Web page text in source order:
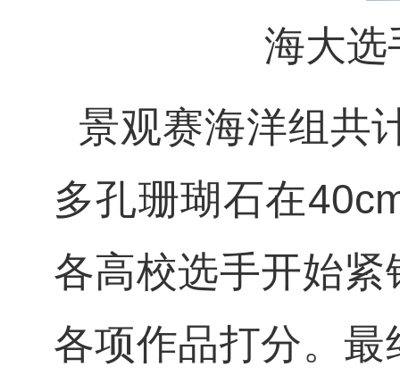
海大选
景观赛海洋组共
多孔珊瑚石在
各高校选手开始
各项作品打分。